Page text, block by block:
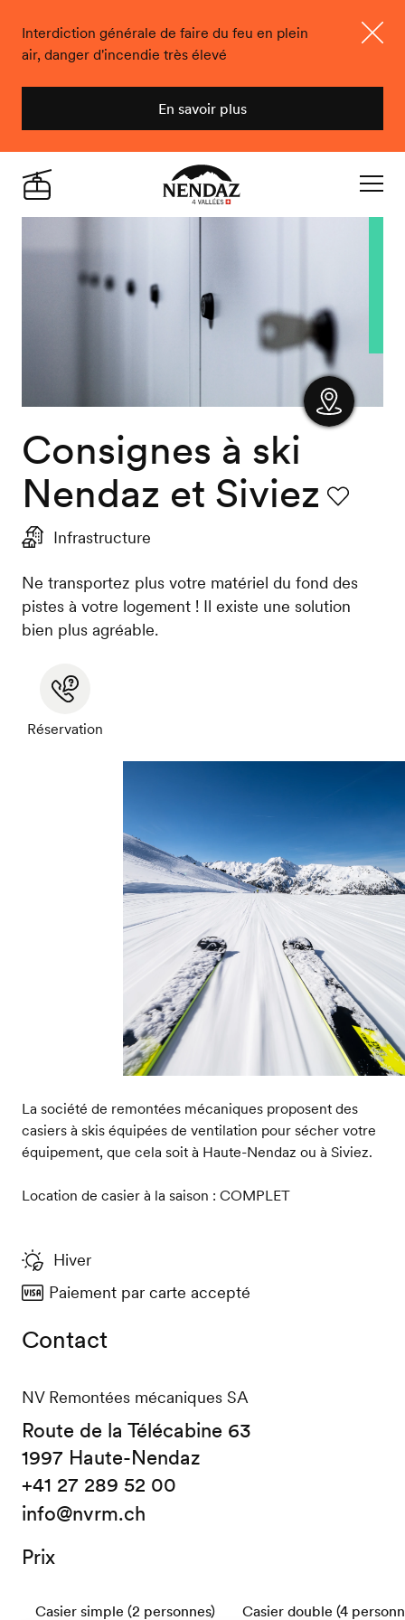
Interdiction générale de faire du feu en plein
air, danger d'incendie très élevé
En savoir plus
Nendaz
Live
Consignes à ski
Nendaz et Siviez
Infrastructure
Ne transportez plus votre matériel du fond des
pistes à votre logement ! Il existe une solution
bien plus agréable.
Réservation
La société de remontées mécaniques proposent des
casiers à skis équipées de ventilation pour sécher votre
équipement, que cela soit à Haute-Nendaz ou à Siviez.
Location de casier à la saison : COMPLET
Hiver
Paiement par carte accepté
Contact
NV Remontées mécaniques SA
Route de la Télécabine 63
1997 Haute-Nendaz
+41 27 289 52 00
info@nvrm.ch
Prix
Casier simple (2 personnes) Casier double (4